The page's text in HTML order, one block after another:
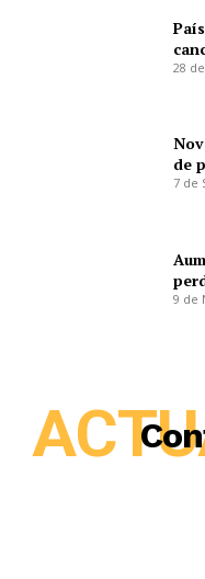
28
de
7 de
9 de